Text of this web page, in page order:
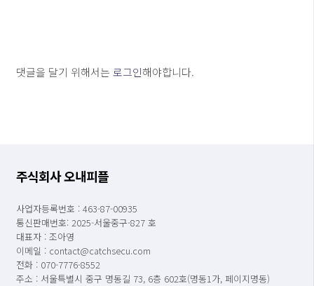
댓글을 달기 위해서는 로그인해야합니다.
주식회사 오내피플
사업자등록번호 : 463-87-00935
통신판매번호: 2025-서울중구-827 호
대표자 : 조아영
이메일 : contact@catchsecu.com
전화 : 070-7776-8552
주소 : 서울특별시 중구 명동길 73, 6층 602호(명동1가, 페이지명동)